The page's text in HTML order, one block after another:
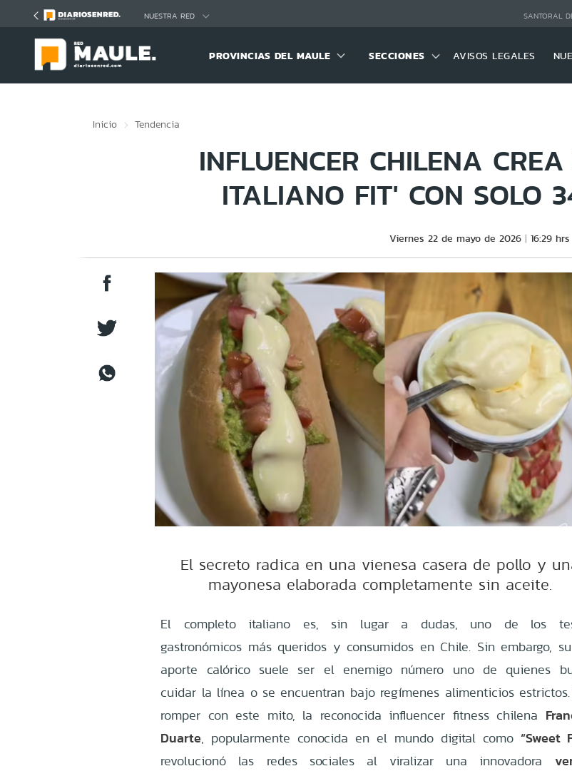
NUESTRA RED SANTORAL
PROVINCIAS DEL MAULE SECCIONES AVISOS LEGALES
Inicio Tendencia
INFLUENCER CHILENA
ITALIANO FIT' CON SOLO
Viernes 22 de mayo de 2026 16:29 hrs
El secreto radica en una vienesa casera de pollo y
mayonesa elaborada completamente sin aceite.
El completo italiano es, sin lugar a dudas, uno de los
gastronómicos más queridos y consumidos en Chile. Sin embargo,
aporte calórico suele ser el enemigo número uno de quienes
cuidar la línea o se encuentran bajo regímenes alimenticios estrictos.
romper con este mito, la reconocida influencer fitness chilena
Duarte, popularmente conocida en el mundo digital como “Sweet
revolucionó las redes sociales al viralizar una innovadora